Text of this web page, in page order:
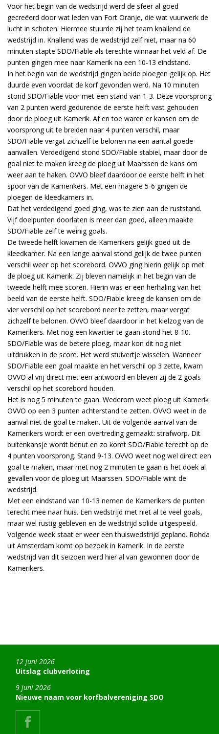
Voor het begin van de wedstrijd werd de sfeer al goed
gecreëerd door wat leden van Fort Oranje, die wat vuurwerk de
lucht in schoten. Hiermee stuurde zij het team knallend de
wedstrijd in. Knallend was de wedstrijd zelf niet, maar na 60
minuten stapte SDO/Fiable als terechte winnaar het veld af. De
punten gingen mee naar Kamerik na een 10-13 eindstand.
In het begin van de wedstrijd gingen beide ploegen gelijk op. Het
duurde even voordat de korf gevonden werd. Na 10 minuten
stond SDO/Fiable voor met een stand van 1-3. Deze voorsprong
van 2 punten werd gedurende de eerste helft vast gehouden
door de ploeg uit Kamerik. Af en toe waren er kansen om de
voorsprong uit te breiden naar 4 punten verschil, maar
SDO/Fiable vergat zichzelf te belonen na een aantal goede
aanvallen. Verdedigend stond SDO/Fiable stabiel, maar door de
goal niet te maken kreeg de ploeg uit Maarssen de kans om
weer aan te haken. OVVO bleef daardoor de eerste helft in het
spoor van de Kamerikers. Met een magere 5-6 gingen de
ploegen de kleedkamers in.
Dat het verdedigend goed ging, was te zien aan de ruststand.
Vijf doelpunten doorlaten is meer dan goed, alleen maakte
SDO/Fiable zelf te weinig goals.
De tweede helft kwamen de Kamerikers gelijk goed uit de
kleedkamer. Na een lange aanval stond gelijk de twee punten
verschil weer op het scorebord. OVVO ging hierin gelijk op met
de ploeg uit Kamerik. Zij bleven namelijk in het begin van de
tweede helft mee scoren. Hierin was er een herhaling van het
beeld van de eerste helft. SDO/Fiable kreeg de kansen om de
vier verschil op het scorebord neer te zetten, maar vergat
zichzelf te belonen. OVVO bleef daardoor in het kielzog van de
Kamerikers. Met nog een kwartier te gaan stond het 8-10.
SDO/Fiable was de betere ploeg, maar kon dit nog niet
uitdrukken in de score. Het werd stuivertje wisselen. Wanneer
SDO/Fiable een goal maakte en het verschil op 3 zette, kwam
OVVO al vrij direct met een antwoord en bleven zij de 2 goals
verschil op het scorebord houden.
Het is nog 5 minuten te gaan. Wederom weet ploeg uit Kamerik
OVVO op een 3 punten achterstand te zetten. OVVO weet in de
aanval niet de goal te maken. Uit de volgende aanval van de
Kamerikers wordt er een overtreding gemaakt: strafworp. Dit
buitenkansje wordt benut en zo komt SDO/Fiable terecht op de
4 punten voorsprong. Stand 9-13. OVVO weet nog wel direct een
goal te maken, maar met nog 2 minuten te gaan is het doek al
gevallen voor de ploeg uit Maarssen. SDO/Fiable wint de
wedstrijd.
Met een eindstand van 10-13 nemen de Kamerikers de punten
terecht mee naar huis. Een wedstrijd met niet al te veel goals,
maar wel rustig gebleven en de wedstrijd solide uitgespeeld.
Volgende week staat er weer een thuiswedstrijd gepland. Rohda
uit Amsterdam komt op bezoek in Kamerik. In de eerste
wedstrijd van dit seizoen werd hier al van gewonnen door de
Kamerikers.
Uitslag clubverloting
12 juni 2026
Nieuwe naam voor korfbalvereniging SDO
9 juni 2026